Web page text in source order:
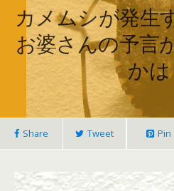
カメムシが発生
お婆さんの予言
か
Share Tweet Pin